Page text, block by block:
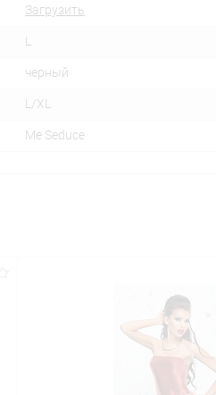
Загрузить
L
черный
L/XL
Me Seduce